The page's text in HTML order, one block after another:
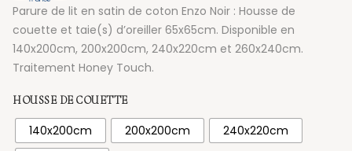
Parure de lit en satin de coton Enzo Noir : Housse de
couette et taie(s) d’oreiller 65x65cm. Disponible en
140x200cm, 200x200cm, 240x220cm et 260x240cm.
Traitement Honey Touch.
HOUSSE DE COUETTE
140x200cm 200x200cm
240x220cm